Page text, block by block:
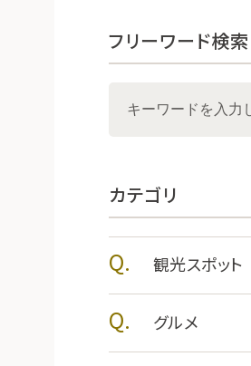
フリーワード検索
カテゴリ
観光スポット
グルメ